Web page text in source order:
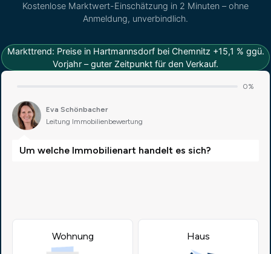
Kostenlose Marktwert-Einschätzung in 2 Minuten – ohne
Anmeldung, unverbindlich.
Markttrend: Preise in Hartmannsdorf bei Chemnitz +15,1 % ggü.
Vorjahr – guter Zeitpunkt für den Verkauf.